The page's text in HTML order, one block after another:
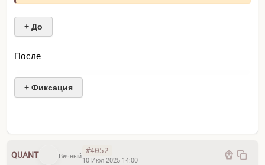
+ До
По основному торговом плану
После
+ Фиксация
QUANT Вечный
#4052
10 Июл 2025 14:00